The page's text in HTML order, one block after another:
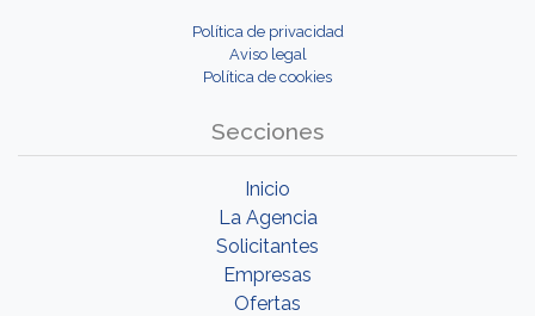
Política de privacidad
Aviso legal
Política de cookies
Secciones
Inicio
La Agencia
Solicitantes
Empresas
Ofertas